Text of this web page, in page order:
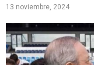
13 noviembre, 2024